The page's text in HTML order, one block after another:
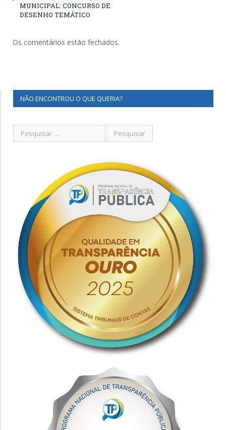
MUNICIPAL: CONCURSO DE
DESENHO TEMÁTICO
Os comentários estão fechados.
NÃO ENCONTROU O QUE QUERIA?